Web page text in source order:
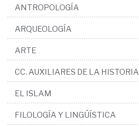
ANTROPOLOGÍA
ARQUEOLOGÍA
ARTE
CC. AUXILIARES DE LA HISTORIA
EL ISLAM
FILOLOGÍA Y LINGÜÍSTICA